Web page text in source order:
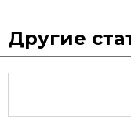
Другие